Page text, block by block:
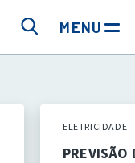
MENU
ELETRICIDADE
PREVISÃO